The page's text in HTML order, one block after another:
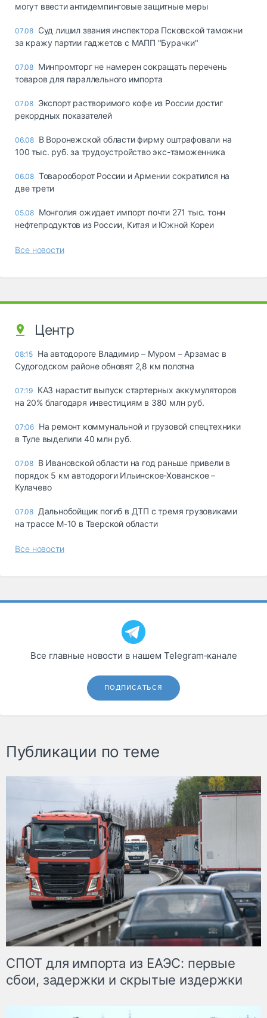
могут ввести антидемпинговые защитные меры
07.08 Суд лишил звания инспектора Псковской таможни
за кражу партии гаджетов с МАПП "Бурачки"
07.08 Минпромторг не намерен сокращать перечень
товаров для параллельного импорта
07.08 Экспорт растворимого кофе из России достиг
рекордных показателей
06.08 В Воронежской области фирму оштрафовали на
100 тыс. руб. за трудоустройство экс-таможенника
06.08 Товарооборот России и Армении сократился на
две трети
05.08 Монголия ожидает импорт почти 271 тыс. тонн
нефтепродуктов из России, Китая и Южной Кореи
Все новости
Центр
08:15 На автодороге Владимир – Муром – Арзамас в
Судогодском районе обновят 2,8 км полотна
07:19 КАЗ нарастит выпуск стартерных аккумуляторов
на 20% благодаря инвестициям в 380 млн руб.
07:06 На ремонт коммунальной и грузовой спецтехники
в Туле выделили 40 млн руб.
07.08 В Ивановской области на год раньше привели в
порядок 5 км автодороги Ильинское-Хованское –
Кулачево
07.08 Дальнобойщик погиб в ДТП с тремя грузовиками
на трассе М-10 в Тверской области
Все новости
Все главные новости в нашем Telegram‑канале
ПОДПИСАТЬСЯ
Публикации по теме
СПОТ для импорта из ЕАЭС: первые
сбои, задержки и скрытые издержки